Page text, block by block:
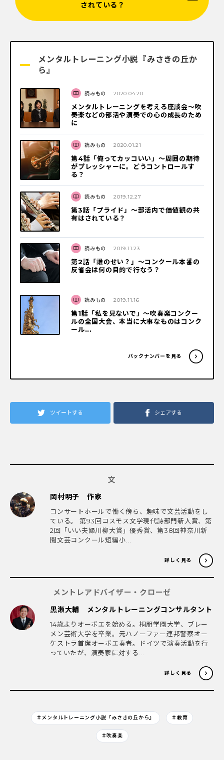
されている？
メンタルトレーニング小説『みさきの丘か
ら』
読みもの 2020.04.20
メンタルトレーニングを考える座談会〜吹
奏楽などの部活や演奏での心の成長のため
に
読みもの 2020.01.21
第4話「俺ってカッコいい」〜周囲の期待
がプレッシャーに。どうコントロールす
る？
読みもの 2019.12.27
第3話「プライド」〜部活内で価値観の共
有はされている？
読みもの 2019.11.23
第2話「誰のせい？」～コンクール本番の
反省会は何の目的で行なう？
読みもの 2019.11.16
第1話「私を見ないで」～吹奏楽コンクー
ルの全国大会、本当に大事なものはコンク
ール...
バックナンバーを見る
ツイートする シェアする
文
岡村明子 作家
コンサートホールで働く傍ら、趣味で文芸活動をし
ている。 第93回コスモス文学現代詩部門新人賞、第
2回「いい夫婦川柳大賞」優秀賞、第38回神奈川新
聞文芸コンクール短編小...
詳しく見る
メントレアドバイザー・クローゼ
黒瀬大輔 メンタルトレーニングコンサルタント
14歳よりオーボエを始める。桐朋学園大学、ブレー
メン芸術大学を卒業。元ハノーファー連邦警察オー
ケストラ首席オーボエ奏者。ドイツで演奏活動を行
っていたが、演奏家に対する...
詳しく見る
＃メンタルトレーニング小説『みさきの丘から』 ＃教育
＃吹奏楽